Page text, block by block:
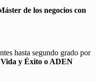
de los negocios con
hasta segundo grado por
y Éxito o ADEN